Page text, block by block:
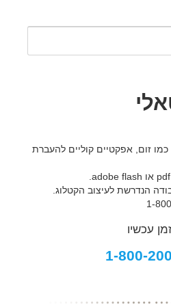
כמו זום, אפקטיים קוליים להעברת
הנדרשת לעיצוב הקטלוג.
עכשיו
1-800-